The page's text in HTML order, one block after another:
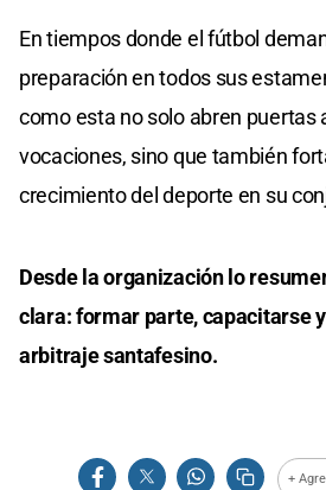
En tiempos donde el fútbol
preparación en todos sus
como esta no solo abren puertas
vocaciones, sino que también
crecimiento del deporte en su
Desde la organización lo
clara: formar parte, capacitarse
arbitraje santafesino.
+